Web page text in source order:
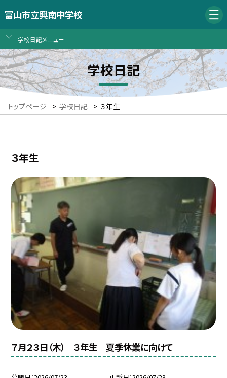
富山市立興南中学校
学校日記メニュー
学校日記
トップページ > 学校日記 > ３年生
３年生
７月２３日（木） ３年生 夏季休業に向けて